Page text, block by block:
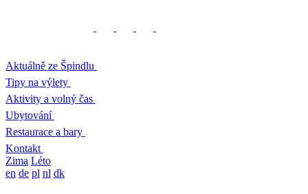
Aktuálně ze Špindlu
Tipy na výlety
Aktivity a volný čas
Ubytování
Restaurace a bary
Kontakt
Zima Léto
en de pl nl dk